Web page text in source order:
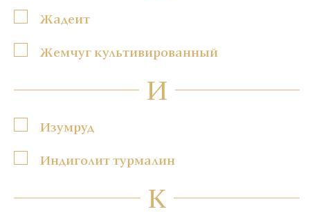
Жадеит
Жемчуг культивированный
И
Изумруд
Индиголит турмалин
К